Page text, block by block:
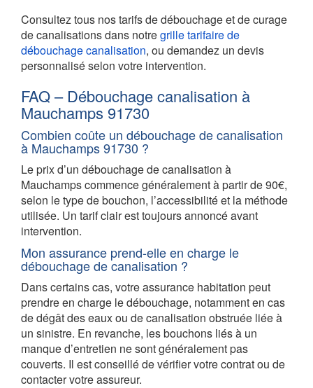
Consultez tous nos tarifs de débouchage et de curage
de canalisations dans notregrille tarifaire de
débouchage canalisation, ou demandez un devis
personnalisé selon votre intervention.
FAQ – Débouchage canalisation à
Mauchamps 91730
Combien coûte un débouchage de canalisation
à Mauchamps 91730 ?
Le prix d’un débouchage de canalisation à
Mauchamps commence généralement à partir de 90€,
selon le type de bouchon, l’accessibilité et la méthode
utilisée. Un tarif clair est toujours annoncé avant
intervention.
Mon assurance prend-elle en charge le
débouchage de canalisation ?
Dans certains cas, votre assurance habitation peut
prendre en charge le débouchage, notamment en cas
de dégât des eaux ou de canalisation obstruée liée à
un sinistre. En revanche, les bouchons liés à un
manque d’entretien ne sont généralement pas
couverts. Il est conseillé de vérifier votre contrat ou de
contacter votre assureur.